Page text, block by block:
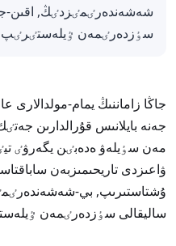
شەشەندەرٸمٸزدٸڭ, اقىن-
سٶزدەرٸمەن ٷيلەستٸرٸپ
جاڭا زاماننىڭ يمام-مولدالارى
جەنە بايلانىس قۇرالدارىن
مەن سٶيلەۋ ەدەبٸن يگەرۋٸ
ۋاعىزدى تاريحىمىزبەن
ۇشتاستىرىپ, بي-
ساليقالى سٶزدەرٸمەن